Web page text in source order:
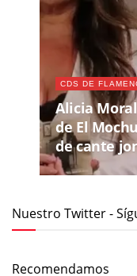
CDS DE
Alicia
de El
de cante
Nuestro Twitter -
Recomendamos